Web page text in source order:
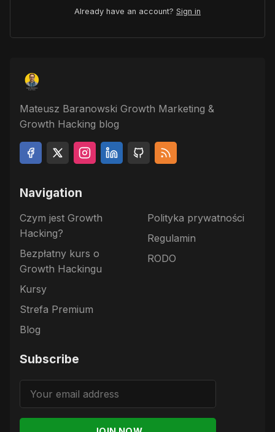
Already have an account? Sign in
Mateusz Baranowski Growth Marketing &
Growth Hacking blog
Navigation
Czym jest Growth
Hacking?
Bezpłatny kurs o
Growth Hackingu
Kursy
Strefa Premium
Blog
Polityka prywatności
Regulamin
RODO
Subscribe